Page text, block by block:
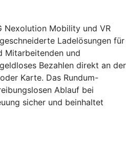
Nexolution Mobility und VR
Ladelösungen für
Mitarbeitenden und
Bezahlen direkt an der
Karte. Das Rundum-
Ablauf bei
sicher und beinhaltet